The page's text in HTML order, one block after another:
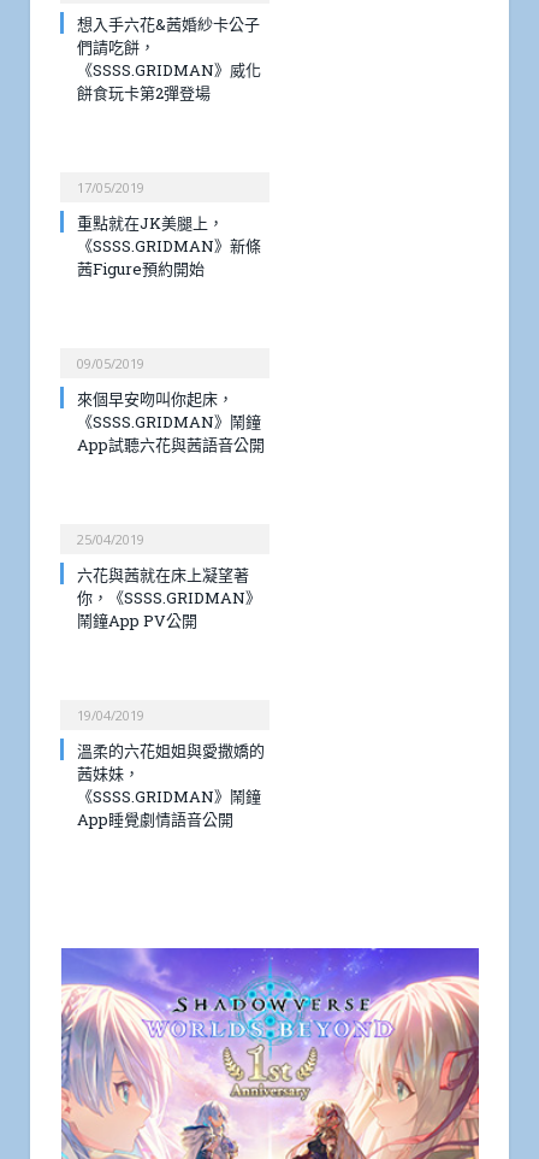
想入手六花&茜婚紗卡公子
們請吃餅，
《SSSS.GRIDMAN》威化
餅食玩卡第2彈登場
17/05/2019
重點就在JK美腿上，
《SSSS.GRIDMAN》新條
茜Figure預約開始
09/05/2019
來個早安吻叫你起床，
《SSSS.GRIDMAN》鬧鐘
App試聽六花與茜語音公開
25/04/2019
六花與茜就在床上凝望著
你，《SSSS.GRIDMAN》
鬧鐘App PV公開
19/04/2019
溫柔的六花姐姐與愛撒嬌的
茜妹妹，
《SSSS.GRIDMAN》鬧鐘
App睡覺劇情語音公開